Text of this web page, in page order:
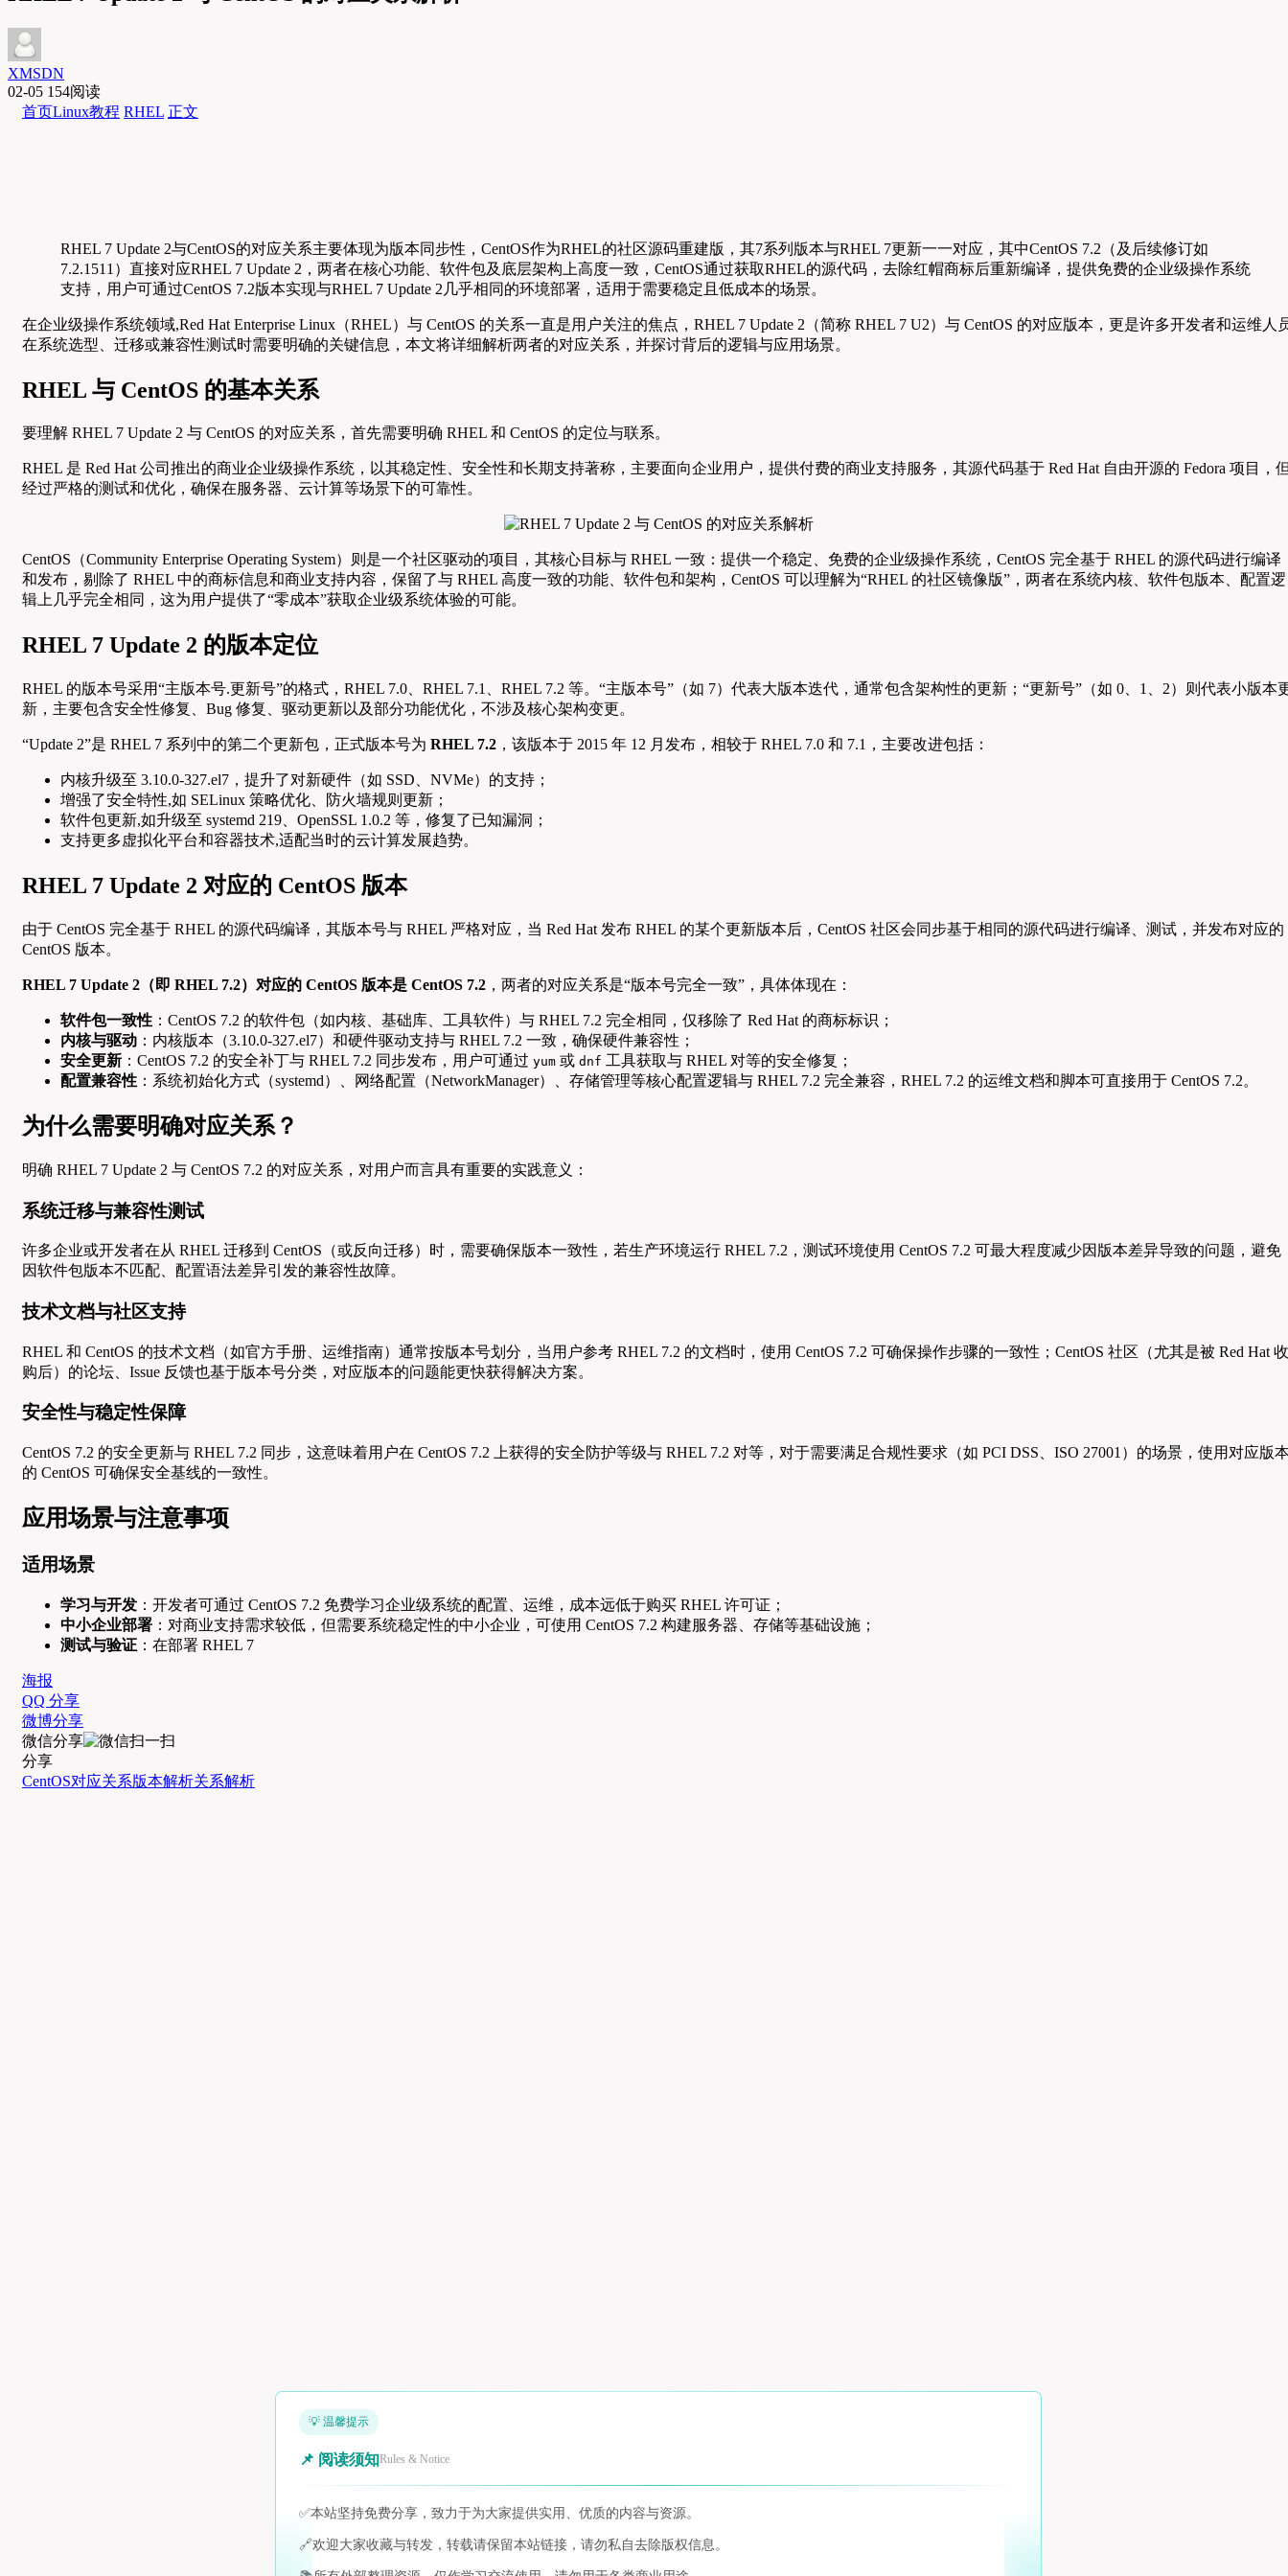
XMSDN
02-05 154阅读
首页Linux教程 RHEL 正文
RHEL 7 Update 2与CentOS的对应关系主要体现为版本同步性，CentOS作为RHEL的社区源码重建版，其7系列版本与RHEL 7更新一一对应，其中CentOS 7.2（及后续修订如
7.2.1511）直接对应RHEL 7 Update 2，两者在核心功能、软件包及底层架构上高度一致，CentOS通过获取RHEL的源代码，去除红帽商标后重新编译，提供免费的企业级操作系统
支持，用户可通过CentOS 7.2版本实现与RHEL 7 Update 2几乎相同的环境部署，适用于需要稳定且低成本的场景。
在企业级操作系统领域,Red Hat Enterprise Linux（RHEL）与 CentOS 的关系一直是用户关注的焦点，RHEL 7 Update 2（简称 RHEL 7 U2）与 CentOS 的对应版本，更是许多开发者和运维人
在系统选型、迁移或兼容性测试时需要明确的关键信息，本文将详细解析两者的对应关系，并探讨背后的逻辑与应用场景。
RHEL 与 CentOS 的基本关系
要理解 RHEL 7 Update 2 与 CentOS 的对应关系，首先需要明确 RHEL 和 CentOS 的定位与联系。
RHEL 是 Red Hat 公司推出的商业企业级操作系统，以其稳定性、安全性和长期支持著称，主要面向企业用户，提供付费的商业支持服务，其源代码基于 Red Hat 自由开源的 Fedora 项目，
经过严格的测试和优化，确保在服务器、云计算等场景下的可靠性。
CentOS（Community Enterprise Operating System）则是一个社区驱动的项目，其核心目标与 RHEL 一致：提供一个稳定、免费的企业级操作系统，CentOS 完全基于 RHEL 的源代码进行编译
和发布，剔除了 RHEL 中的商标信息和商业支持内容，保留了与 RHEL 高度一致的功能、软件包和架构，CentOS 可以理解为“RHEL 的社区镜像版”，两者在系统内核、软件包版本、配置逻
辑上几乎完全相同，这为用户提供了“零成本”获取企业级系统体验的可能。
RHEL 7 Update 2 的版本定位
RHEL 的版本号采用“主版本号.更新号”的格式，RHEL 7.0、RHEL 7.1、RHEL 7.2 等。“主版本号”（如 7）代表大版本迭代，通常包含架构性的更新；“更新号”（如 0、1、2）则代表小版本
新，主要包含安全性修复、Bug 修复、驱动更新以及部分功能优化，不涉及核心架构变更。
“Update 2”是 RHEL 7 系列中的第二个更新包，正式版本号为 RHEL 7.2 ，该版本于 2015 年 12 月发布，相较于 RHEL 7.0 和 7.1，主要改进包括：
内核升级至 3.10.0-327.el7，提升了对新硬件（如 SSD、NVMe）的支持；
增强了安全特性,如 SELinux 策略优化、防火墙规则更新；
软件包更新,如升级至 systemd 219、OpenSSL 1.0.2 等，修复了已知漏洞；
支持更多虚拟化平台和容器技术,适配当时的云计算发展趋势。
RHEL 7 Update 2 对应的 CentOS 版本
由于 CentOS 完全基于 RHEL 的源代码编译，其版本号与 RHEL 严格对应，当 Red Hat 发布 RHEL 的某个更新版本后，CentOS 社区会同步基于相同的源代码进行编译、测试，并发布对应的
CentOS 版本。
RHEL 7 Update 2（即 RHEL 7.2）对应的 CentOS 版本是 CentOS 7.2 ，两者的对应关系是“版本号完全一致”，具体体现在：
软件包一致性 ：CentOS 7.2 的软件包（如内核、基础库、工具软件）与 RHEL 7.2 完全相同，仅移除了 Red Hat 的商标标识；
内核与驱动 ：内核版本（3.10.0-327.el7）和硬件驱动支持与 RHEL 7.2 一致，确保硬件兼容性；
安全更新 ：CentOS 7.2 的安全补丁与 RHEL 7.2 同步发布，用户可通过 yum 或 dnf 工具获取与 RHEL 对等的安全修复；
配置兼容性 ：系统初始化方式（systemd）、网络配置（NetworkManager）、存储管理等核心配置逻辑与 RHEL 7.2 完全兼容，RHEL 7.2 的运维文档和脚本可直接用于 CentOS 7.2。
为什么需要明确对应关系？
明确 RHEL 7 Update 2 与 CentOS 7.2 的对应关系，对用户而言具有重要的实践意义：
系统迁移与兼容性测试
许多企业或开发者在从 RHEL 迁移到 CentOS（或反向迁移）时，需要确保版本一致性，若生产环境运行 RHEL 7.2，测试环境使用 CentOS 7.2 可最大程度减少因版本差异导致的问题，避免
因软件包版本不匹配、配置语法差异引发的兼容性故障。
技术文档与社区支持
RHEL 和 CentOS 的技术文档（如官方手册、运维指南）通常按版本号划分，当用户参考 RHEL 7.2 的文档时，使用 CentOS 7.2 可确保操作步骤的一致性；CentOS 社区（尤其是被 Red Hat 收
购后）的论坛、Issue 反馈也基于版本号分类，对应版本的问题能更快获得解决方案。
安全性与稳定性保障
CentOS 7.2 的安全更新与 RHEL 7.2 同步，这意味着用户在 CentOS 7.2 上获得的安全防护等级与 RHEL 7.2 对等，对于需要满足合规性要求（如 PCI DSS、ISO 27001）的场景，使用对应版
的 CentOS 可确保安全基线的一致性。
应用场景与注意事项
适用场景
学习与开发 ：开发者可通过 CentOS 7.2 免费学习企业级系统的配置、运维，成本远低于购买 RHEL 许可证；
中小企业部署 ：对商业支持需求较低，但需要系统稳定性的中小企业，可使用 CentOS 7.2 构建服务器、存储等基础设施；
测试与验证 ：在部署 RHEL 7
海报
QQ 分享
微博分享
微信分享
分享
CentOS对应关系版本解析关系解析
💡 温馨提示
📌 阅读须知Rules & Notice
✅本站坚持免费分享，致力于为大家提供实用、优质的内容与资源。
🔗欢迎大家收藏与转发，转载请保留本站链接，请勿私自去除版权信息。